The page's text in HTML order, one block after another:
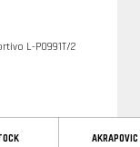
L-PO991T/2
AKRAPOVIC